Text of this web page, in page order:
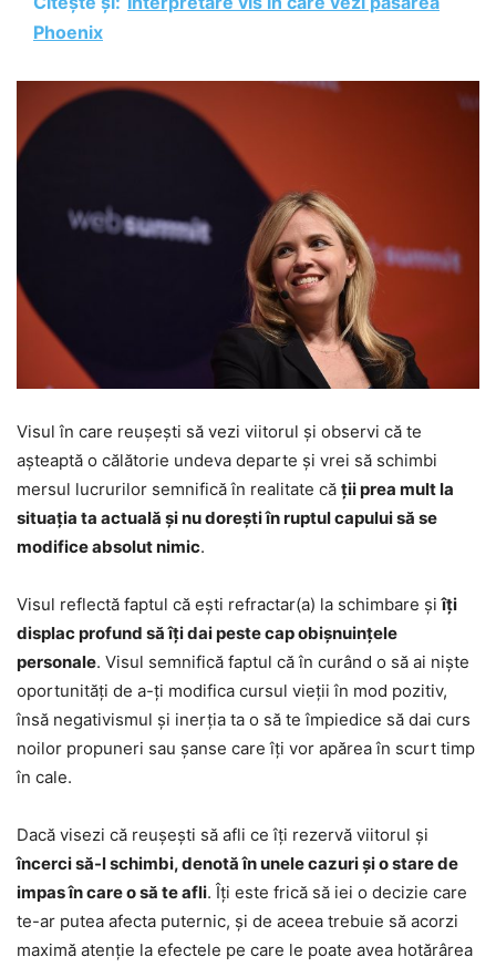
Phoenix
Visul în care reușești să vezi viitorul și observi că te
așteaptă o călătorie undeva departe și vrei să schimbi
mersul lucrurilor semnifică în realitate că ții prea mult la
situația ta actuală și nu dorești în ruptul capului să se
modifice absolut nimic.
Visul reflectă faptul că ești refractar(a) la schimbare șiîți
displac profund să îți dai peste cap obișnuințele
personale. Visul semnifică faptul că în curând o să ai niște
oportunități de a-ți modifica cursul vieții în mod pozitiv,
însă negativismul și inerția ta o să te împiedice să dai curs
noilor propuneri sau șanse care îți vor apărea în scurt timp
în cale.
Dacă visezi că reușești să afli ce îți rezervă viitorul și
încerci să-l schimbi, denotă în unele cazuri și o stare de
impas în care o să te afli. Îți este frică să iei o decizie care
te-ar putea afecta puternic, și de aceea trebuie să acorzi
maximă atenție la efectele pe care le poate avea hotărârea